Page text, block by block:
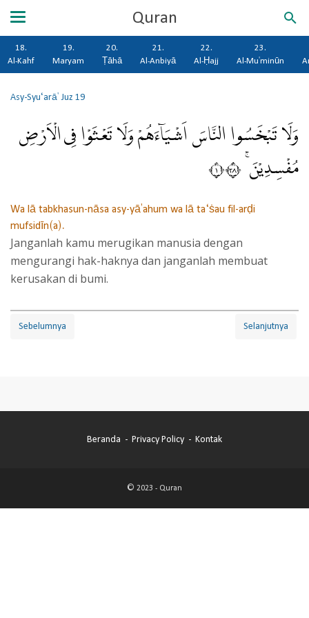
Quran
18.
Al-Kahf
19.
Maryam
20.
Ṭāhā
21.
Al-Anbiyā
22.
Al-Ḥajj
23.
Al-Mu'minūn
Asy-Syu‘arā'Juz 19
وَلَا تَبْخَسُوا النَّاسَ اَشْيَاۤءَهُمْ وَلَا تَعْثَوْا فِى الْاَرْضِ
مُفْسِدِيْنَ ۚ ١٨٣
Wa lā tabkhasun-nāsa asy-yā'ahum wa lā ta‘ṡau fil-arḍi
mufsidīn(a).
Janganlah kamu merugikan manusia dengan
mengurangi hak-haknya dan janganlah membuat
kerusakan di bumi.
Sebelumnya Selanjutnya
Beranda Privacy Policy Kontak
© 2023 - Quran